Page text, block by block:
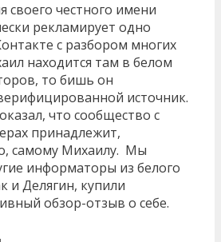
своего честного имени
рекламирует одно
с разбором многих
находится там в белом
то бишь он
источник.
что сообщество с
принадлежит,
самому Михаилу. Мы
информаторы из белого
и Делягин, купили
обзор-отзыв о себе.